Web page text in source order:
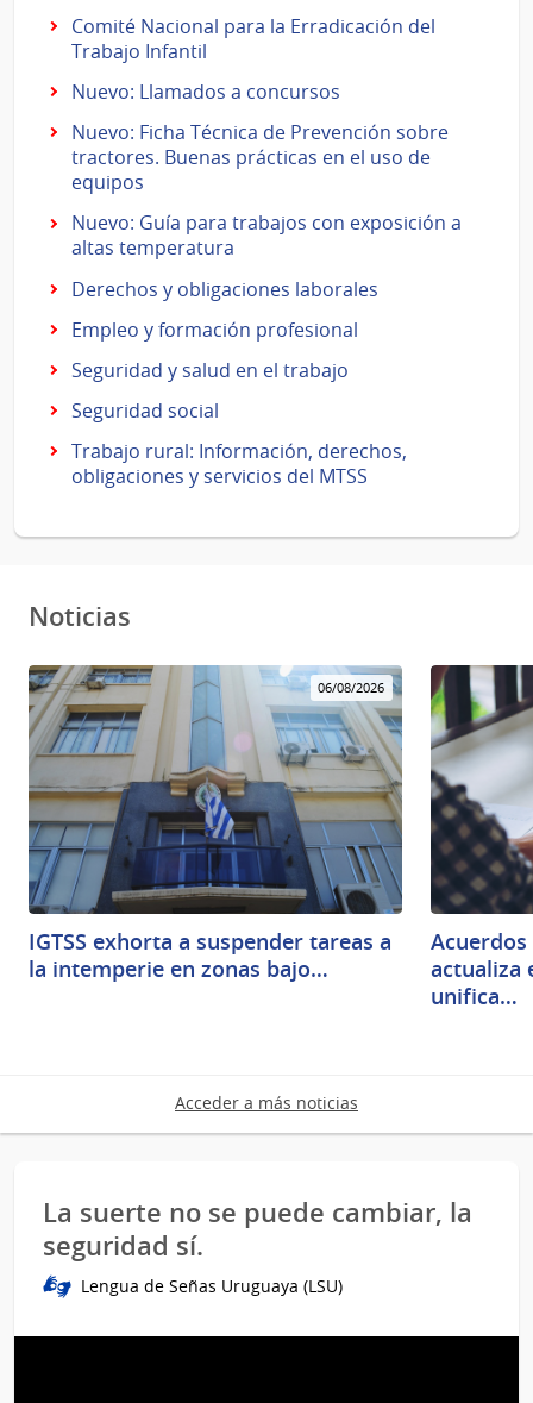
Comité Nacional para la Erradicación del
Trabajo Infantil
Nuevo: Llamados a concursos
Nuevo: Ficha Técnica de Prevención sobre
tractores. Buenas prácticas en el uso de
equipos
Nuevo: Guía para trabajos con exposición a
altas temperatura
Derechos y obligaciones laborales
Empleo y formación profesional
Seguridad y salud en el trabajo
Seguridad social
Trabajo rural: Información, derechos,
obligaciones y servicios del MTSS
Noticias
06/08/2026
IGTSS exhorta a suspender tareas a
la intemperie en zonas bajo…
actualiza
unifica…
Acceder a más noticias
La suerte no se puede cambiar, la
seguridad sí.
Lengua de Señas Uruguaya (LSU)